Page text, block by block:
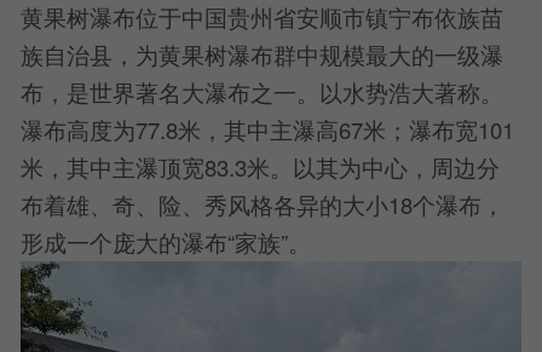
黄果树瀑布位于中国贵州省安顺市镇宁布依族苗
族自治县，为黄果树瀑布群中规模最大的一级瀑
布，是世界著名大瀑布之一。以水势浩大著称。
瀑布高度为77.8米，其中主瀑高67米；瀑布宽101
米，其中主瀑顶宽83.3米。以其为中心，周边分
布着雄、奇、险、秀风格各异的大小18个瀑布，
形成一个庞大的瀑布“家族”。